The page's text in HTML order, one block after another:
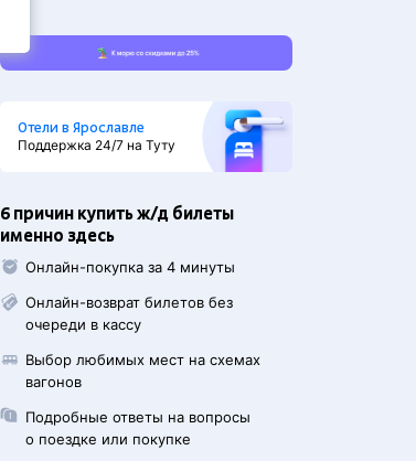
Отели в Ярославле
Поддержка 24/7 на Туту
6 причин купить ж/д билеты
именно здесь
Онлайн-покупка за 4 минуты
Онлайн-возврат билетов без
очереди в кассу
Выбор любимых мест на схемах
вагонов
Подробные ответы на вопросы
о поездке или покупке